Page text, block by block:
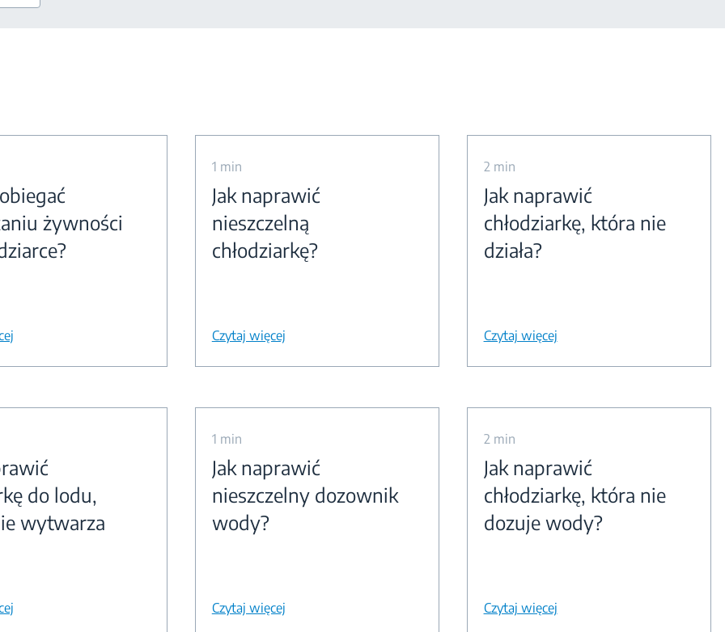
żywności
1 min
Jak naprawić
nieszczelną
chłodziarkę?
Czytaj więcej
2 min
Jak naprawić
chłodziarkę, która nie
działa?
Czytaj więcej
do lodu,
wytwarza
1 min
Jak naprawić
nieszczelny dozownik
wody?
Czytaj więcej
2 min
Jak naprawić
chłodziarkę, która nie
dozuje wody?
Czytaj więcej